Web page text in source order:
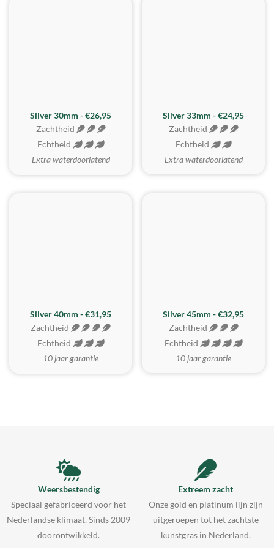
Silver 30mm - €26,95
Zachtheid
Echtheid
Extra waterdoorlatend
Silver 33mm - €24,95
Zachtheid
Echtheid
Extra waterdoorlatend
Silver 40mm - €31,95
Zachtheid
Echtheid
10 jaar garantie
MEEST GEKOZEN
Silver 45mm - €32,95
Zachtheid
Echtheid
10 jaar garantie
Weersbestendig
Speciaal gefabriceerd voor het
Nederlandse klimaat. Sinds 2009
doorontwikkeld.
Extreem zacht
Onze gold en platinum lijn zijn
uitgeroepen tot het zachtste
kunstgras in Nederland.